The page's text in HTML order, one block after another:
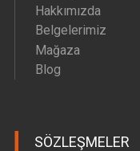
Hakkımızda
Belgelerimiz
Mağaza
Blog
SÖZLEŞMELER